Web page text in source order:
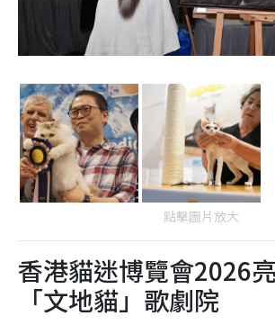
點擊圖片放大
香港貓迷博覽會2026
「文地貓」歌劇院